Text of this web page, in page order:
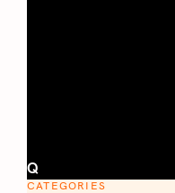
Q
CATEGORIES